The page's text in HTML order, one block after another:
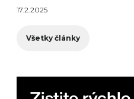
17.2.2025
Všetky články